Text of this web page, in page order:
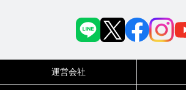
運営会社